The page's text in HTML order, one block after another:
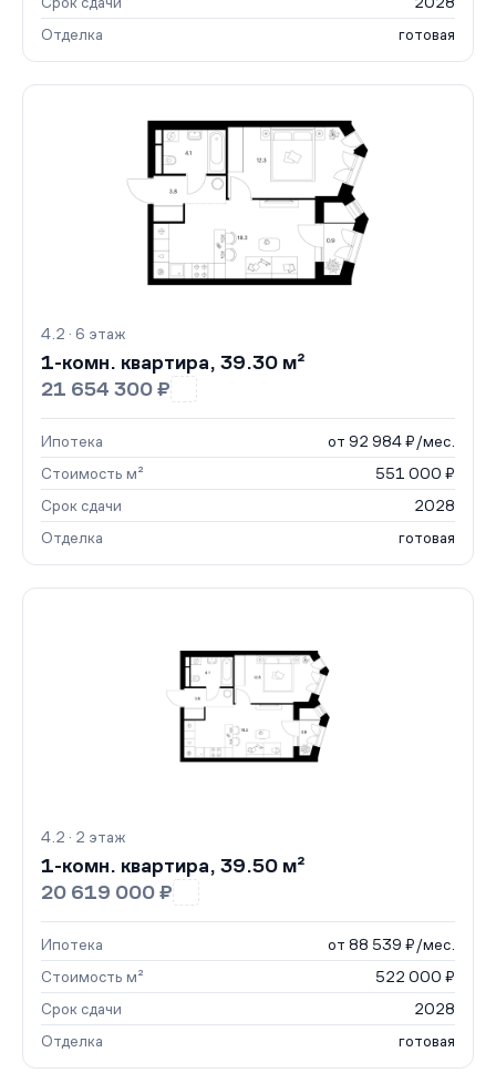
Отделка
готовая
4.2 · 6 этаж
1-комн. квартира, 39.30 м²
21 654 300 ₽
Ипотека
от 92 984 ₽/мес.
Стоимость м²
551 000 ₽
Срок сдачи
2028
Отделка
готовая
4.2 · 2 этаж
1-комн. квартира, 39.50 м²
20 619 000 ₽
Ипотека
от 88 539 ₽/мес.
Стоимость м²
522 000 ₽
Срок сдачи
2028
Отделка
готовая